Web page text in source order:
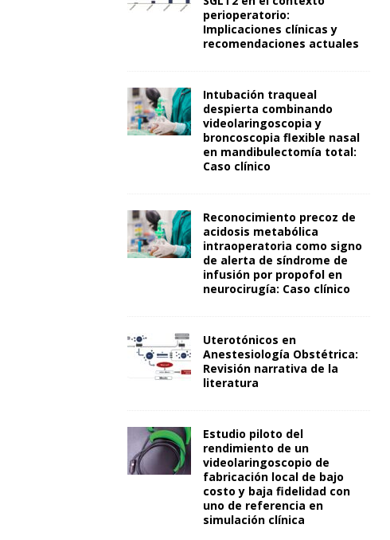
perioperatorio:
Implicaciones clínicas y
recomendaciones actuales
Intubación traqueal
despierta combinando
videolaringoscopia y
broncoscopia flexible nasal
en mandibulectomía total:
Caso clínico
Reconocimiento precoz de
acidosis metabólica
intraoperatoria como signo
de alerta de síndrome de
infusión por propofol en
neurocirugía: Caso clínico
Uterotónicos en
Anestesiología Obstétrica:
Revisión narrativa de la
literatura
Estudio piloto del
rendimiento de un
videolaringoscopio de
fabricación local de bajo
costo y baja fidelidad con
uno de referencia en
simulación clínica